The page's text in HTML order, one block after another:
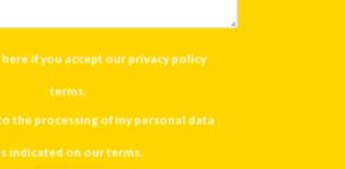
here if you accept ourprivacy policy
terms.
the processing of my personal data
indicated on ourterms.